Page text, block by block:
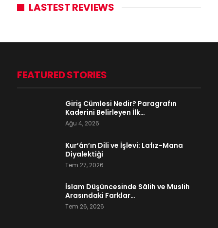
LASTEST REVIEWS
FEATURED STORIES
Giriş Cümlesi Nedir? Paragrafın
Kaderini Belirleyen İlk…
Ağu 4, 2026
Kur’ân’ın Dili ve İşlevi: Lafız-Mana
Diyalektiği
Tem 27, 2026
İslam Düşüncesinde Sâlih ve Muslih
Arasındaki Farklar…
Tem 26, 2026